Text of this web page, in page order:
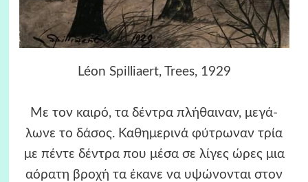
Léon Spilliaert, Trees, 1929
Με τον καιρό, τα δέντρα πλήθαιναν, μεγά-
λωνε το δάσος. Καθημερινά φύτρωναν τρία
με πέντε δέντρα που μέσα σε λίγες ώρες μια
αόρατη βροχή τα έκανε να υψώνονται στον